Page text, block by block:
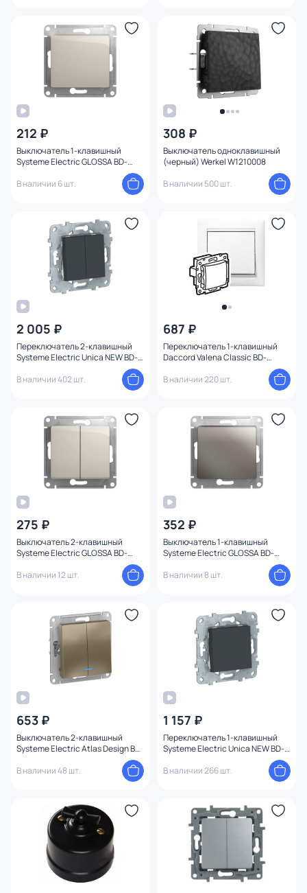
212 ₽
Выключатель 1-клавишный
Systeme Electric GLOSSA BD-
В наличии 6 шт.
308 ₽
Выключатель одноклавишный
(черный) Werkel W1210008
В наличии 500 шт.
2 005 ₽
Переключатель 2-клавишный
Systeme Electric Unica NEW BD-
В наличии 402 шт.
687 ₽
Переключатель 1-клавишный
Daccord Valena Classic BD-
В наличии 220 шт.
275 ₽
Выключатель 2-клавишный
Systeme Electric GLOSSA BD-
В наличии 12 шт.
352 ₽
Выключатель 1-клавишный
Systeme Electric GLOSSA BD-
В наличии 8 шт.
653 ₽
Выключатель 2-клавишный
Systeme Electric Atlas Design BD-
В наличии 48 шт.
1 157 ₽
Переключатель 1-клавишный
Systeme Electric Unica NEW BD-
В наличии 266 шт.